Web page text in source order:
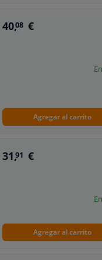
40,08 €
Agregar al carrito
31,91 €
Agregar al carrito